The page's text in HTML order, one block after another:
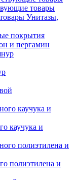
товары
Унитазы,
покрытия
и пергамин
каучука и
полиэтилена и